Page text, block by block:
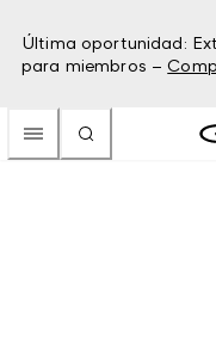
Última oportunidad:
para miembros –